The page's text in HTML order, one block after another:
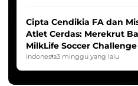
Cipta Cendikia FA dan
Atlet Cerdas: Merekrut
MilkLife Soccer
HYDROPLUS Soccer
Indonesia3 minggu yang lalu